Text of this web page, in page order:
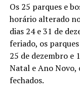
Os 25 parques e
horário alterado
dias 24 e 31 de
feriado, os
25 de dezembro e
Natal e Ano Novo,
fechados.